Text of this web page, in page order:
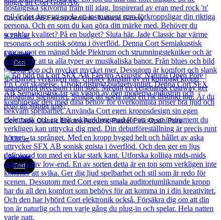
Cort Gold-A6 Electro Acoustic Natural Glossy
9 280kr
Läs mer
Cort
Cort Jade Classic Electro Acoustic Pastel Pink Open Pore
3 132kr
Läs mer
Cort